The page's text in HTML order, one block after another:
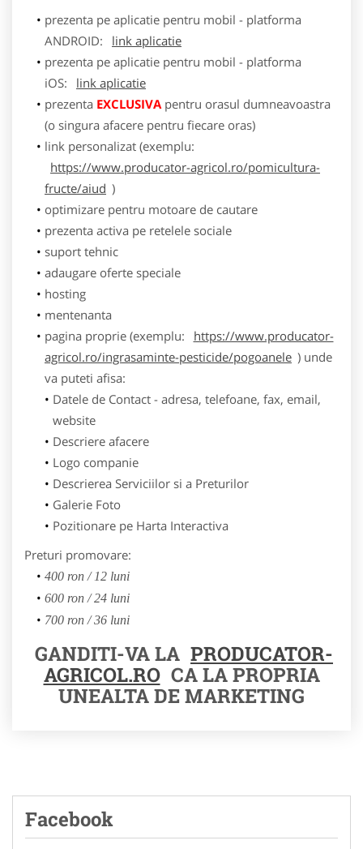
prezenta pe aplicatie pentru mobil - platforma
ANDROID:
link aplicatie
prezenta pe aplicatie pentru mobil - platforma
iOS:
link aplicatie
prezenta EXCLUSIVApentru orasul dumneavoastra
(o singura afacere pentru fiecare oras)
link personalizat (exemplu:
https://www.producator-agricol.ro/pomicultura-
fructe/aiud )
optimizare pentru motoare de cautare
prezenta activa pe retelele sociale
suport tehnic
adaugare oferte speciale
hosting
mentenanta
pagina proprie (exemplu:
https://www.producator-
agricol.ro/ingrasaminte-pesticide/pogoanele ) unde
va puteti afisa:
Datele de Contact - adresa, telefoane, fax, email,
website
Descriere afacere
Logo companie
Descrierea Serviciilor si a Preturilor
Galerie Foto
Pozitionare pe Harta Interactiva
Preturi promovare:
400 ron / 12 luni
600 ron / 24 luni
700 ron / 36 luni
GANDITI-VA LA PRODUCATOR-
AGRICOL.RO CA LA PROPRIA
UNEALTA DE MARKETING
Facebook